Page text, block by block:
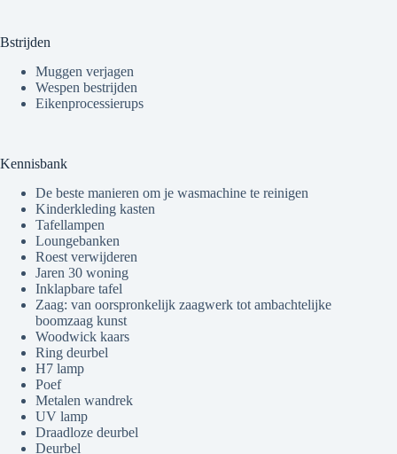
Bstrijden
Muggen verjagen
Wespen bestrijden
Eikenprocessierups
Kennisbank
De beste manieren om je wasmachine te reinigen
Kinderkleding kasten
Tafellampen
Loungebanken
Roest verwijderen
Jaren 30 woning
Inklapbare tafel
Zaag: van oorspronkelijk zaagwerk tot ambachtelijke
boomzaag kunst
Woodwick kaars
Ring deurbel
H7 lamp
Poef
Metalen wandrek
UV lamp
Draadloze deurbel
Deurbel